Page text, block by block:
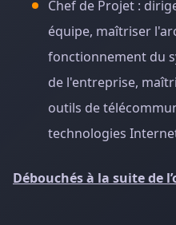
Chef de Projet :
équipe, maîtriser
fonctionnement du
de l'entreprise,
outils de
technologies
Débouchés à la suite de